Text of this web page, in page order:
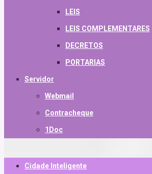
LEIS
LEIS COMPLEMENTARES
DECRETOS
PORTARIAS
Servidor
Webmail
Contracheque
1Doc
Cidade Inteligente